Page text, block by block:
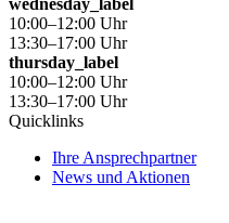
wednesday_label
10:00–12:00 Uhr
13:30–17:00 Uhr
thursday_label
10:00–12:00 Uhr
13:30–17:00 Uhr
Quicklinks
Ihre Ansprechpartner
News und Aktionen